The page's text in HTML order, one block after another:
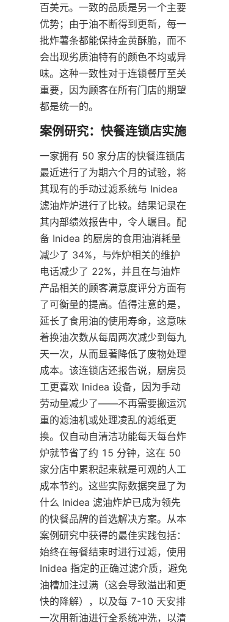
百美元。一致的品质是另一个主要
优势；由于油不断得到更新，每一
批炸薯条都能保持金黄酥脆，而不
会出现劣质油特有的颜色不均或异
味。这种一致性对于连锁餐厅至关
重要，因为顾客在所有门店的期望
都是统一的。
一家拥有 50 家分店的快餐连锁店
最近进行了为期六个月的试验，将
其现有的手动过滤系统与 Inidea
滤油炸炉进行了比较。结果记录在
其内部绩效报告中，令人瞩目。配
备 Inidea 的厨房的食用油消耗量
减少了 34%，与炸炉相关的维护
电话减少了 22%，并且在与油炸
产品相关的顾客满意度评分方面有
了可衡量的提高。值得注意的是，
延长了食用油的使用寿命，这意味
着换油次数从每周两次减少到每九
天一次，从而显著降低了废物处理
成本。该连锁店还报告说，厨房员
工更喜欢 Inidea 设备，因为手动
劳动量减少了——不再需要搬运沉
重的滤油机或处理凌乱的滤纸更
换。仅自动自清洁功能每天每台炸
炉就节省了约 15 分钟，这在 50
家分店中累积起来就是可观的人工
成本节约。这些实际数据突显了为
什么 Inidea 滤油炸炉已成为领先
的快餐品牌的首选解决方案。从本
案例研究中获得的最佳实践包括：
始终在每餐结束时进行过滤，使用
Inidea 指定的正确过滤介质，避免
油槽加注过满（这会导致溢出和更
快的降解），以及每 7-10 天安排
一次用新油进行全系统冲洗，以清